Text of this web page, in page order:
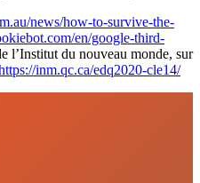
news/how-to-survive-the-
en/google-third-
l’Institut du nouveau monde, sur
inm.qc.ca/edq2020-cle14/